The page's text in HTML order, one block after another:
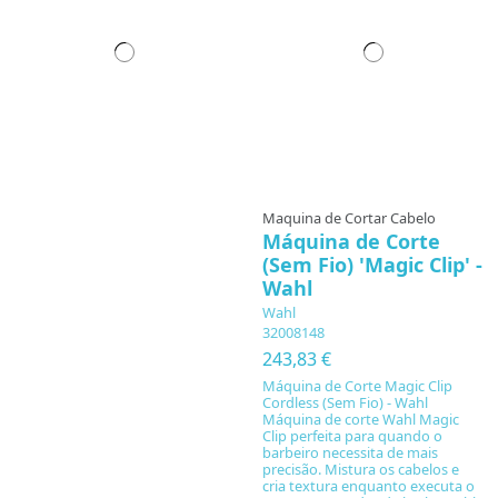
Maquina de Cortar Cabelo
Máquina de Corte
(Sem Fio) 'Magic Clip' -
Wahl
Wahl
32008148
243,83 €
Máquina de Corte Magic Clip
Cordless (Sem Fio) - Wahl
Máquina de corte Wahl Magic
Clip perfeita para quando o
barbeiro necessita de mais
precisão. Mistura os cabelos e
cria textura enquanto executa o